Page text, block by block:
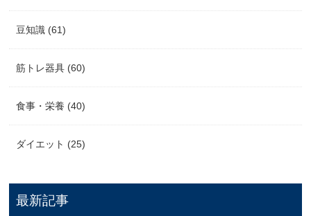
豆知識 (61)
筋トレ器具 (60)
食事・栄養 (40)
ダイエット (25)
最新記事